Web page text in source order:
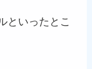
といったとこ